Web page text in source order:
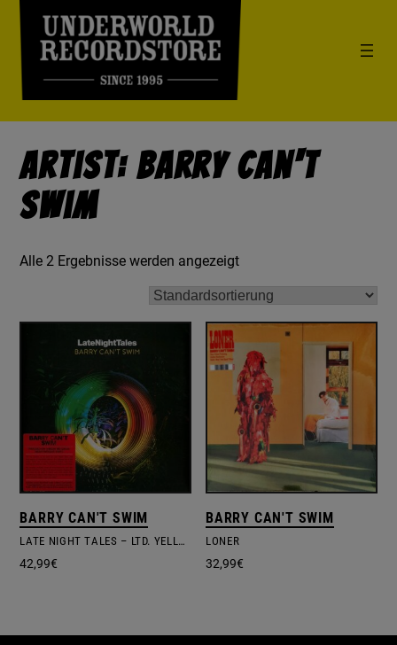
Artist: Barry Can't
Swim
Alle 2 Ergebnisse werden angezeigt
BARRY CAN'T SWIM
LATE NIGHT TALES – LTD. YELLOW VINYL
42,99€
BARRY CAN'T SWIM
LONER
32,99€